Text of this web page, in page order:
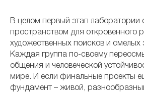
В целом первый этап лаборатории
пространством для откровенного
художественных поисков и смелых
Каждая группа по-своему
общения и человеческой
мире. И если финальные проекты
фундамент – живой,